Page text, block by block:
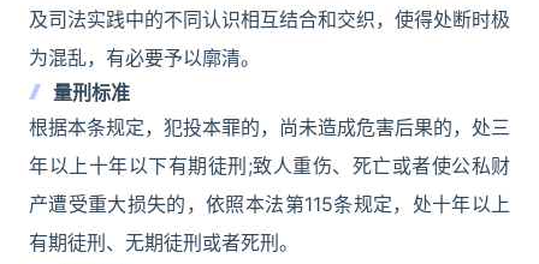
及司法实践中的不同认识相互结合和交织，使得处断时极
为混乱，有必要予以廓清。
量刑标准
根据本条规定，犯投本罪的，尚未造成危害后果的，处三
年以上十年以下有期徒刑;致人重伤、死亡或者使公私财
产遭受重大损失的，依照本法第115条规定，处十年以上
有期徒刑、无期徒刑或者死刑。